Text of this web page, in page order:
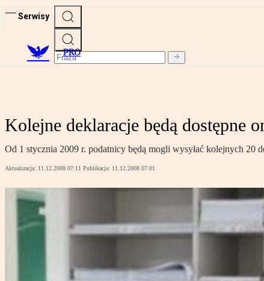
Serwisy
PRO
Kolejne deklaracje będą dostępne
Od 1 stycznia 2009 r. podatnicy będą mogli wysyłać kolejnych 20
Aktualizacja: 11.12.2008 07:11 Publikacja: 11.12.2008 07:01